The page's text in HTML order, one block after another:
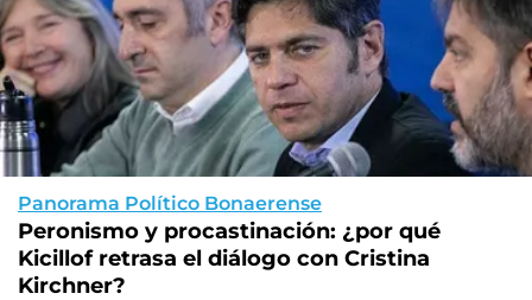
Panorama Político Bonaerense
Peronismo y procastinación: ¿por qué
Kicillof retrasa el diálogo con Cristina
Kirchner?